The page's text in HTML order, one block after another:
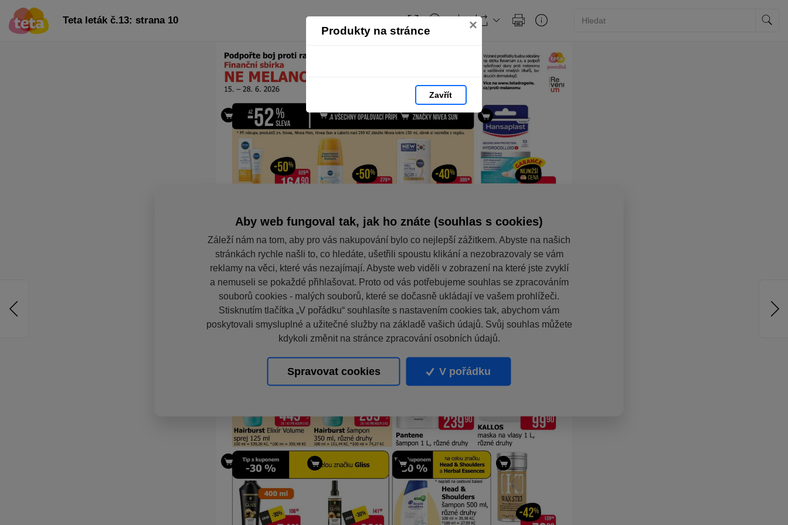
Produkty na stránce ×
Zavřít
Teta leták č.13: strana 10
Aby web fungoval tak, jak ho znáte (souhlas s cookies)
Záleží nám na tom, aby pro vás nakupování bylo co nejlepší zážitkem. Abyste na našich
stránkách rychle našli to, co hledáte, ušetřili spoustu klikání a nezobrazovaly se vám
reklamy na věci, které vás nezajímají. Abyste web viděli v zobrazení na které jste zvyklí
a nemuseli se pokaždé přihlašovat. Proto od vás potřebujeme souhlas se zpracováním
souborů cookies - malých souborů, které se dočasně ukládají ve vašem prohlížeči.
Stisknutím tlačítka „V pořádku“ souhlasíte s nastavením cookies tak, abychom vám
poskytovali smysluplné a užitečné služby na základě vašich údajů. Svůj souhlas můžete
kdykoli změnit na stránce zpracování osobních údajů.
Spravovat cookies V pořádku